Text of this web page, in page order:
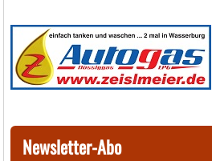
Newsletter-Abo